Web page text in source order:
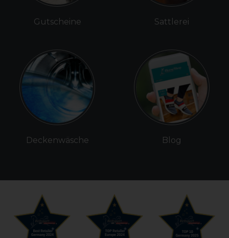
Gutscheine
Deckenwäsche
Sattlerei
Blog